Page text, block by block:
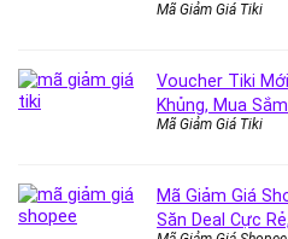
Mã Giảm Giá Tiki
Voucher Tiki
Khủng, Mua
Mã Giảm Giá Tiki
Mã Giảm Giá
Săn Deal Cực